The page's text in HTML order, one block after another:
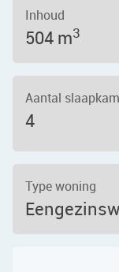
Inhoud
504 m3
Aantal
4
Type woning